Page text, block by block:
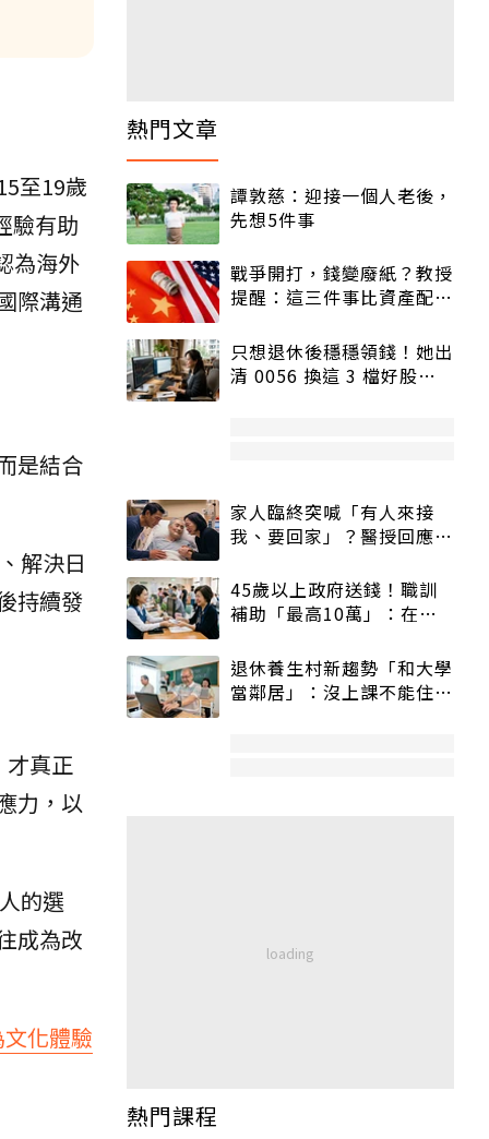
至19歲
驗有助
為海外
際溝通
是結合
解決日
持續發
才真正
力，以
的選
成為改
化體驗
熱門文章
譚敦慈：迎接一個人老後，
先想5件事
戰爭開打，錢變廢紙？教授
提醒：這三件事比資產配置
只想退休後穩穩領錢！她出
清 0056 換這 3 檔好股：
家人臨終突喊「有人來接
我、要回家」？醫授回應方
45歲以上政府送錢！職訓
補助「最高10萬」：在
退休養生村新趨勢「和大學
當鄰居」：沒上課不能住、
熱門課程